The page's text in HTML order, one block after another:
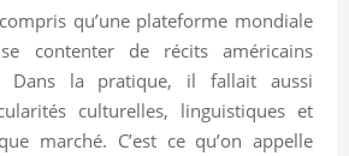
qu’une plateforme mondiale
contenter de récits américains
Dans la pratique, il fallait aussi
culturelles, linguistiques et
marché. C’est ce qu’on appelle